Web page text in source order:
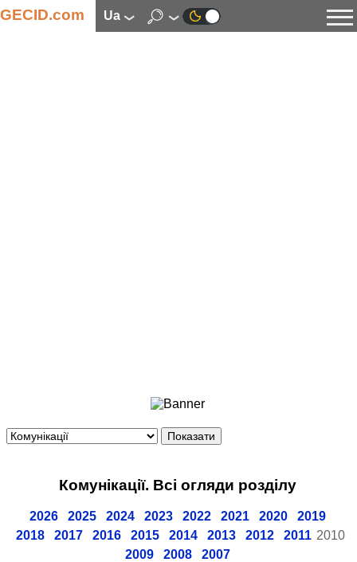
GECID.com ua
Смартфони
Периферія
Програмне забезпечення
Комунікації. Всі огляди розділу
2026 2025 2024 2023 2022 2021 2020
2019
2018
2017 2016 2015 2014 2013 2012 2011 2010
2009
2008 2007